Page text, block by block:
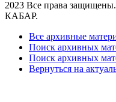
2023 Все права
КАБАР.
Все архивные
Поиск архивных
Поиск архивных
Вернуться на